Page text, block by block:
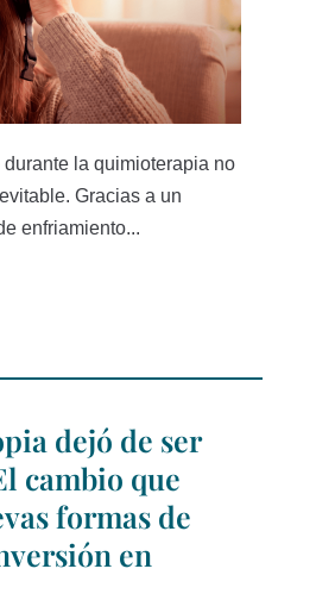
la quimioterapia no
Gracias a un
enfriamiento...
dejó de ser
cambio que
formas de
en